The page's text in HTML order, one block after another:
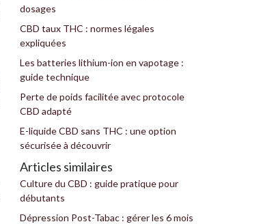
dosages
CBD taux THC : normes légales
expliquées
Les batteries lithium-ion en vapotage :
guide technique
Perte de poids facilitée avec protocole
CBD adapté
E-liquide CBD sans THC : une option
sécurisée à découvrir
Articles similaires
Culture du CBD : guide pratique pour
débutants
Dépression Post-Tabac : gérer les 6 mois